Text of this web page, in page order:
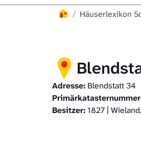
Häuserlexikon
Häuserlexikon
Adresse: Blendstatt 34
Besitzer:1827 |